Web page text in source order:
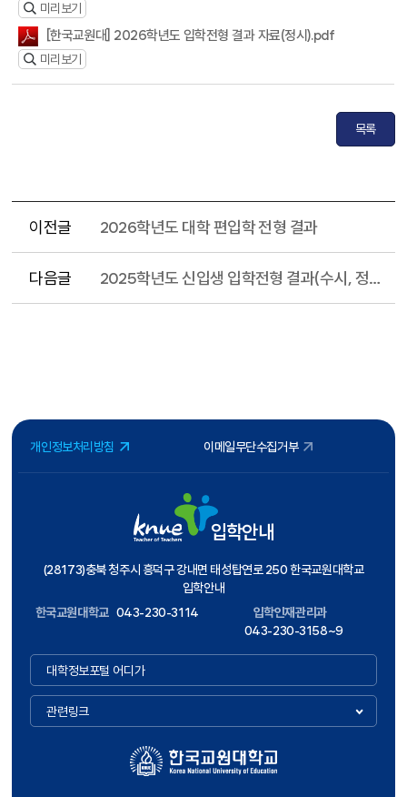
미리보기
[한국교원대] 2026학년도 입학전형 결과 자료(정시).pdf
미리보기
목록
이전글 2026학년도 대학 편입학 전형 결과
다음글 2025학년도 신입생 입학전형 결과(수시, 정시) 공개
개인정보처리방침 이메일무단수집거부
입학안내
(28173)충북 청주시 흥덕구 강내면 태성탑연로 250 한국교원대학교
입학안내
한국교원대학교 043-230-3114
입학인재관리과
043-230-3158~9
대학정보포털 어디가
관련링크